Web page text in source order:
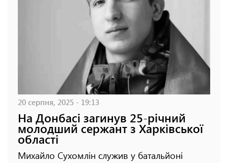
20 серпня, 2025 - 19:13
На Донбасі загинув 25-річний
молодший сержант з Харківської
області
Михайло Сухомлін служив у батальйоні